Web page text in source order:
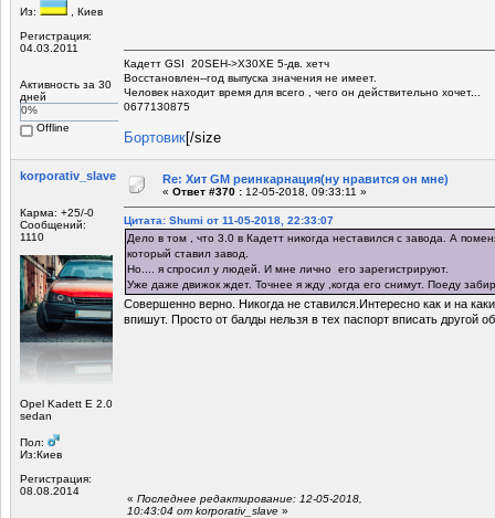
Из:
, Киев
Регистрация:
04.03.2011
Активность за 30
дней
0%
Offline
Кадетт GSI 20SEH->X30XE 5-дв. хетч
Восстановлен--год выпуска значения не имеет.
Человек находит время для всего , чего он действительно хочет...
0677130875
Бортовик[/size
korporativ_slave
Карма: +25/-0
Сообщений:
1110
Opel Kadett E 2.0
sedan
Пол:
Из:Киев
Регистрация:
08.08.2014
Re: Хит GM реинкарнация(ну нравится он мне)
« Ответ #370 : 12-05-2018, 09:33:11 »
Цитата: Shumi от 11-05-2018, 22:33:07
Дело в том , что 3.0 в Кадетт никогда неставился с завода. А
который ставил завод.
Но.... я спросил у людей. И мне лично его зарегистрируют.
Уже даже движок ждет. Точнее я жду ,когда его снимут. Поеду
Совершенно верно. Никогда не ставился.Интересно как и на
впишут. Просто от балды нельзя в тех паспорт вписать другой
« Последнее редактирование: 12-05-2018,
10:43:04 от korporativ_slave »